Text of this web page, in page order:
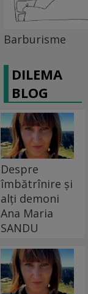
Barburisme
DILEMA
BLOG
Despre
îmbătrînire și
alți demoni
Ana Maria
SANDU